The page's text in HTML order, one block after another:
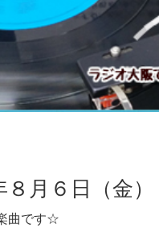
月６日（金）
曲です☆